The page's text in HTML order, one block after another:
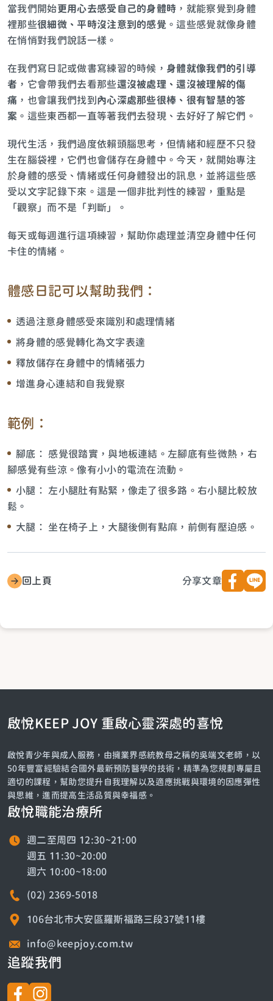
當我們開始更用心去感受自己的身體時 ，就能察覺到身體
裡那些很細微、平時沒注意到的感覺 。這些感覺就像身體
在悄悄對我們說話一樣。
在我們寫日記或做書寫練習的時候， 身體就像我們的引導
者 ，它會帶我們去看那些還沒被處理、還沒被理解的傷
痛 ，也會讓我們找到 內心深處那些很棒、很有智慧的答
案 。這些東西都一直等著我們去發現、去好好了解它們。
現代生活，我們過度依賴頭腦思考，但情緒和經歷不只發
生在腦袋裡，它們也會儲存在身體中。今天，就開始專注
於身體的感受、情緒或任何身體發出的訊息，並將這些感
受以文字記錄下來。這是一個非批判性的練習，重點是
「觀察」而不是「判斷」。
每天或每週進行這項練習，幫助你處理並清空身體中任何
卡住的情緒。
體感日記可以幫助我們：
透過注意身體感受來識別和處理情緒
將身體的感覺轉化為文字表達
釋放儲存在身體中的情緒張力
增進身心連結和自我覺察
範例：
腳底： 感覺很踏實，與地板連結。左腳底有些微熱，右
腳感覺有些涼。像有小小的電流在流動。
小腿： 左小腿肚有點緊，像走了很多路。右小腿比較放
鬆。
大腿： 坐在椅子上，大腿後側有點麻，前側有壓迫感。
回上頁 分享文章
啟悅KEEP JOY 重啟心靈深處的喜悅
啟悅青少年與成人服務，由擁業界感統教母之稱的吳端文老師，以
50年豐富經驗結合國外最新預防醫學的技術，精準為您規劃專屬且
適切的課程，幫助您提升自我理解以及適應挑戰與環境的因應彈性
與思維，進而提高生活品質與幸福感。
啟悅職能治療所
週二至周四 12:30~21:00
週五 11:30~20:00
週六 10:00~18:00
(02) 2369-5018
106台北市大安區羅斯福路三段37號11樓
info@keepjoy.com.tw
追蹤我們